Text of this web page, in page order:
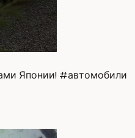
Японии! #автомобили